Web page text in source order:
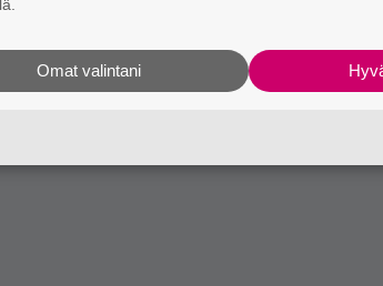
on pelkkää plussaa.
antaa vaikutelman hieman
välityöstä. Vaikka yhtye ei ole koskaan
särötetyt, pykälän tukevammat
valttikortteja.
Omat valintani